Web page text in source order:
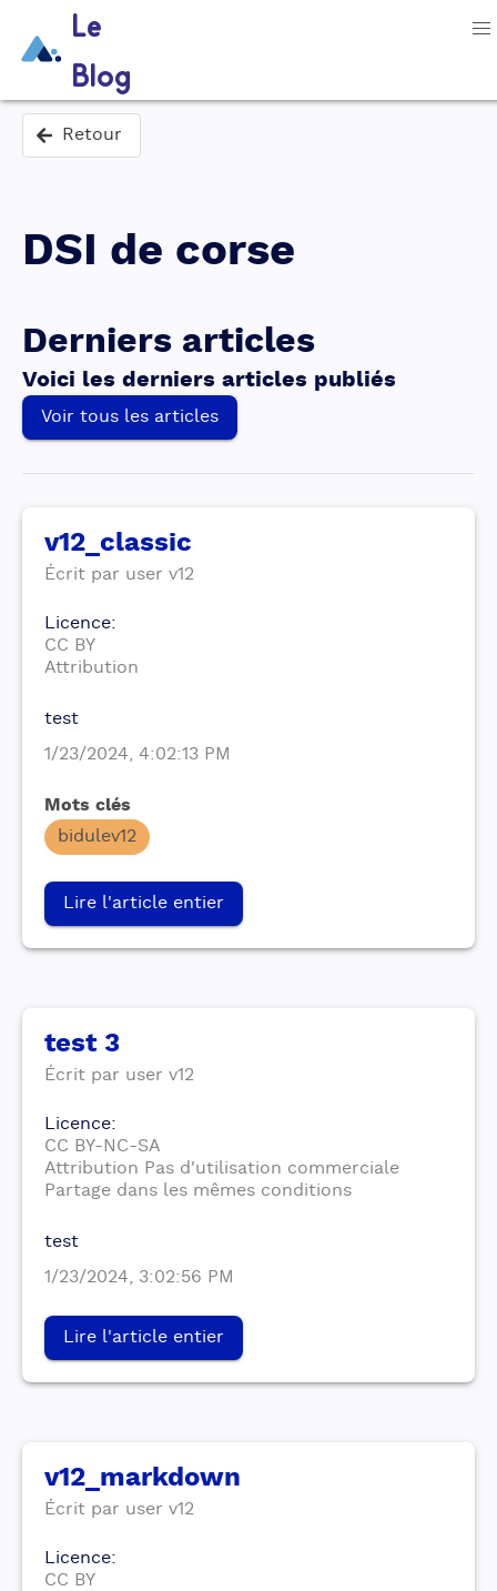
Le
Blog
Retour
DSI de corse
Derniers articles
Voici les derniers articles publiés
Voir tous les articles
v12_classic
Écrit par user v12
Licence:
CC BY
Attribution
test
1/23/2024, 4:02:13 PM
Mots clés
bidulev12
Lire l'article entier
test 3
Écrit par user v12
Licence:
CC BY-NC-SA
Attribution Pas d'utilisation commerciale
Partage dans les mêmes conditions
test
1/23/2024, 3:02:56 PM
Lire l'article entier
v12_markdown
Écrit par user v12
Licence:
CC BY